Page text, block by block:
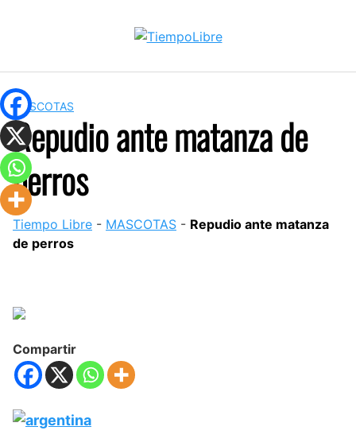
MASCOTAS
Repudio ante matanza de
perros
Tiempo Libre - MASCOTAS - Repudio ante matanza
de perros
Compartir